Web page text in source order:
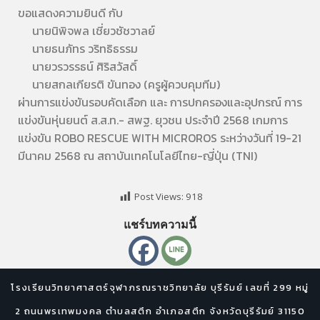
ขอแสดงความยินดี กับ
นายนิพิจพล เชี่ยวชัชวาลย์
นายธนภัทร วริทธิธรรม
นายวรวรรธน์ ศิริสวัสดิ์
นายสกลเกียรติ ขันทอง (ครูผู้ควบคุมทีม)
ผ่านการแข่งขันรอบคัดเลือก และ การปกครองและอุปกรณ์ การ
แข่งขันหุ่นยนต์ ส.ส.ท.- สพฐ. ยุวชน ประจำปี 2568 เกมการ
แข่งขัน ROBO RESCUE WITH MICROROS ระหว่างวันที่ 19-21
มีนาคม 2568 ณ สถาบันเทคโนโลยีไทย-ญี่ปุ่น (TNI)
Post Views: 918
แชร์บทความนี้
โรงเรียนวิทยาศาสตร์จุฬาภรณราชวิทยาลัย บุรีรัมย์ เลขที่ 299 หมู่
2 ถนนพรเทพมงคล ตำบลสตึก อำเภอสตึก จังหวัดบุรีรัมย์ 31150